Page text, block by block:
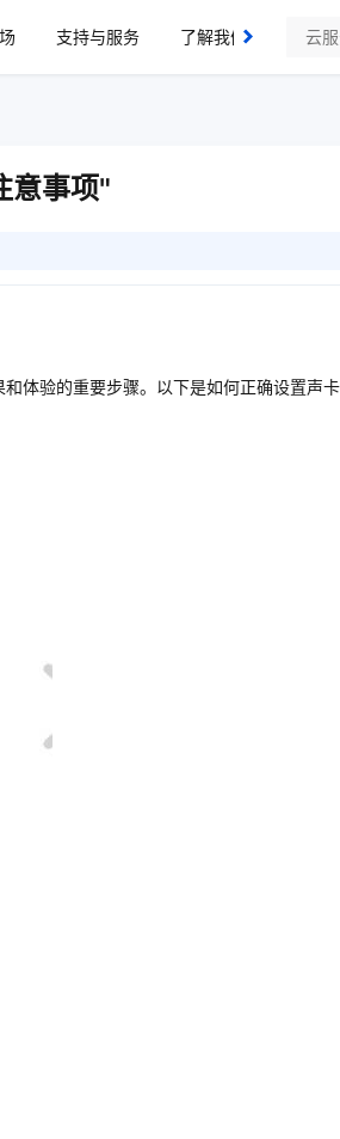
支持与服务 了解我们
意事项"
体验的重要步骤。以下是如何正确设置声